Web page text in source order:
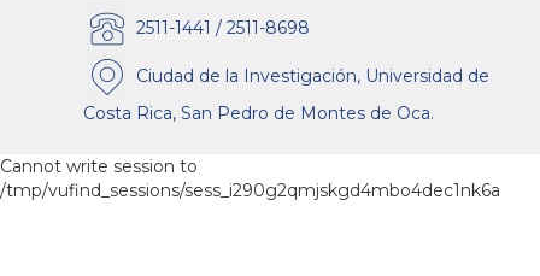
2511-1441 / 2511-8698
Ciudad de la Investigación, Universidad de
Costa Rica, San Pedro de Montes de Oca.
Cannot write session to
/tmp/vufind_sessions/sess_i290g2qmjskgd4mbo4dec1nk6a